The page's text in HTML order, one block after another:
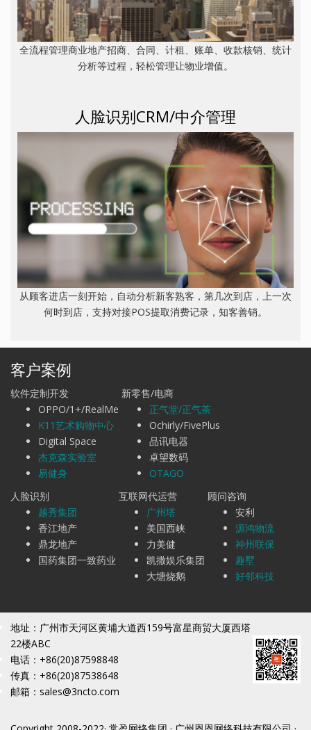
全流程管理商业地产招商、合同、计租、账单、收款核销、统计
分析等过程，轻松管理让物业增值。
人脸识别CRM/中介管理
从顾客进店一刻开始，自动分析新客熟客，第几次到店，上一次
何时到店，支持对接POS提取消费记录，知客善销。
客户案例
软件定制开发
OPPO/1+/RealMe
K11艺术购物中心
Digital Space
杰克森实验室
易健身
新零售/电商
正气堂/正气茶
Ochirly/FivePlus
品讯电器
卓望数码
OTAGO
人脸识别
越秀集团
香江地产
鼎龙地产
国药集团一致药业
互联网代运营
广州塔
美国西峡
力美健
凯撒娱乐集团
大塘烧鹅
顾问咨询
安利
源鸿物流
神州联保
趣墅
好邻科技
地址：广州市天河区黄埔大道西159号富星商贸大厦西塔
22楼ABC
电话：+86(20)87598848
传真：+86(20)87538648
邮箱：sales@3ncto.com